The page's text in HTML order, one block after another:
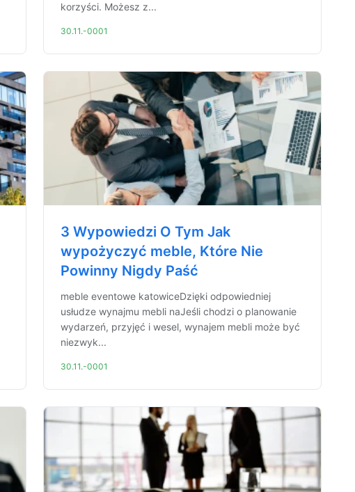
korzyści. Możesz z...
30.11.-0001
3 Wypowiedzi O Tym Jak
wypożyczyć meble, Które Nie
Powinny Nigdy Paść
meble eventowe katowiceDzięki odpowiedniej
usłudze wynajmu mebli naJeśli chodzi o planowanie
wydarzeń, przyjęć i wesel, wynajem mebli może być
niezwyk...
30.11.-0001